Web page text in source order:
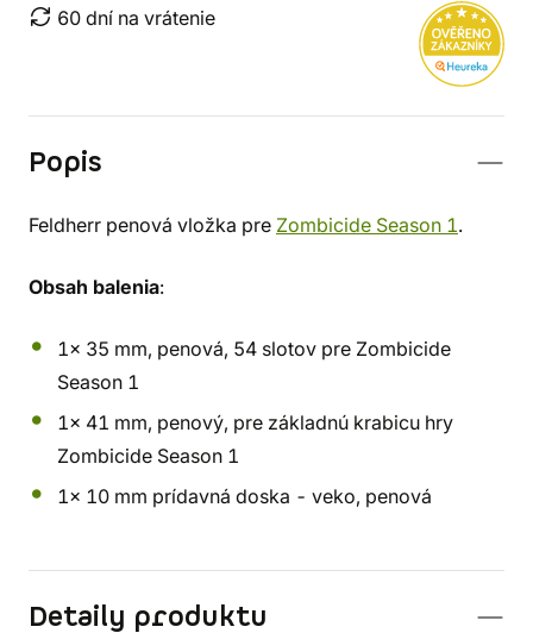
60 dní na vrátenie
Popis
Feldherr penová vložka pre Zombicide Season 1.
Obsah balenia:
1x 35 mm, penová, 54 slotov pre Zombicide
Season 1
1x 41 mm, penový, pre základnú krabicu hry
Zombicide Season 1
1x 10 mm prídavná doska - veko, penová
Detaily produktu